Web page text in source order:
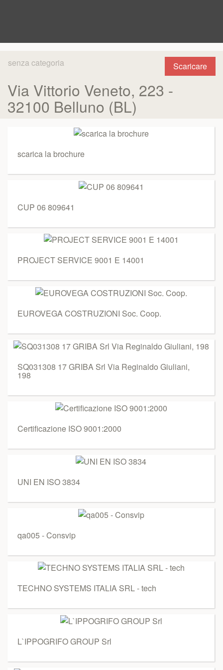
Scaricare
senza categoria
Via Vittorio Veneto, 223 -
32100 Belluno (BL)
scarica la brochure
CUP 06 809641
PROJECT SERVICE 9001 E 14001
EUROVEGA COSTRUZIONI Soc. Coop.
SQ031308 17 GRIBA Srl Via Reginaldo Giuliani,
198
Certificazione ISO 9001:2000
UNI EN ISO 3834
qa005 - Consvip
TECHNO SYSTEMS ITALIA SRL - tech
L`IPPOGRIFO GROUP Srl